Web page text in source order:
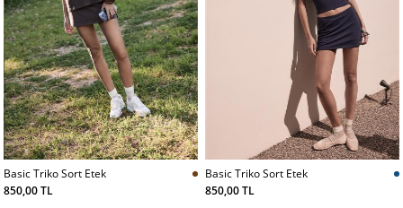
Basic Triko Sort Etek
850,00 TL
Basic Triko Sort Etek
850,00 TL